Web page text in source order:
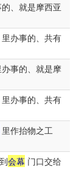
、就是摩西亚
里办事的、共有
办事的、就是摩
里办事的、共有
里作抬物之工
会幕 门口交给